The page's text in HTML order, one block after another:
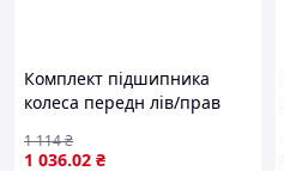
Комплект підшипника
колеса передн лів/прав
TOYOTA TERCEL 1.3/3.5
1 036.02 ₴
1 114₴